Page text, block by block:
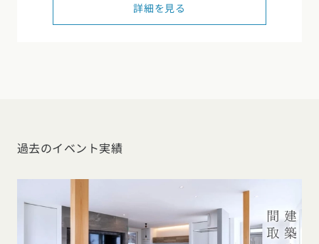
詳細を見る
過去のイベント実績